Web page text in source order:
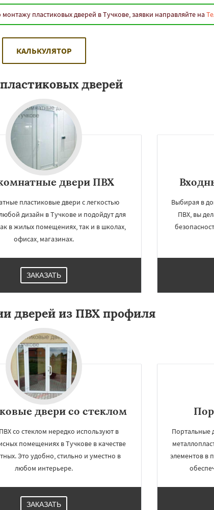
пластиковых дверей в Тучкове, заявки направляйте на
КАЛЬКУЛЯТОР
дверей
двери ПВХ
пластиковые двери с легкостью
дизайн в Тучкове и подойдут для
в жилых помещениях, так и в школах,
офисах, магазинах.
ЗАКАЗАТЬ
Выбирая в
ПВХ, вы
дверей из ПВХ профиля
двери со стеклом
со стеклом нередко используют в
помещениях в Тучкове в качестве
Это удобно, стильно и уместно в
любом интерьере.
ЗАКАЗАТЬ
Портальные
элементов в